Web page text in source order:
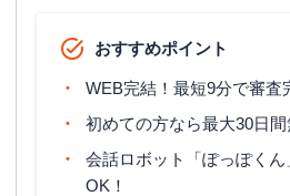
営業時間
土曜：09:00-
ATM営業時間
土曜：07:00-
おすすめポイント
WEB完結！最短9分で審
初めての方なら最大30日間
会話ロボット「ぽっぽくん
OK！